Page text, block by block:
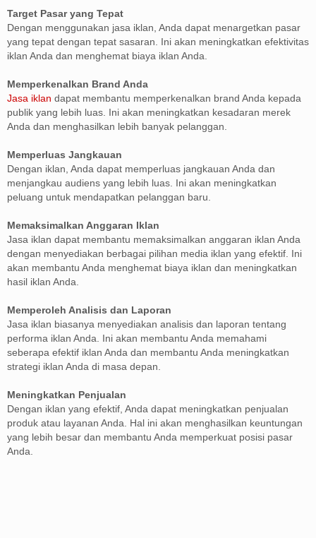
Target Pasar yang Tepat
Dengan menggunakan jasa iklan, Anda dapat menargetkan pasar
yang tepat dengan tepat sasaran. Ini akan meningkatkan efektivitas
iklan Anda dan menghemat biaya iklan Anda.
Memperkenalkan Brand Anda
Jasa iklan dapat membantu memperkenalkan brand Anda kepada
publik yang lebih luas. Ini akan meningkatkan kesadaran merek
Anda dan menghasilkan lebih banyak pelanggan.
Memperluas Jangkauan
Dengan iklan, Anda dapat memperluas jangkauan Anda dan
menjangkau audiens yang lebih luas. Ini akan meningkatkan
peluang untuk mendapatkan pelanggan baru.
Memaksimalkan Anggaran Iklan
Jasa iklan dapat membantu memaksimalkan anggaran iklan Anda
dengan menyediakan berbagai pilihan media iklan yang efektif. Ini
akan membantu Anda menghemat biaya iklan dan meningkatkan
hasil iklan Anda.
Memperoleh Analisis dan Laporan
Jasa iklan biasanya menyediakan analisis dan laporan tentang
performa iklan Anda. Ini akan membantu Anda memahami
seberapa efektif iklan Anda dan membantu Anda meningkatkan
strategi iklan Anda di masa depan.
Meningkatkan Penjualan
Dengan iklan yang efektif, Anda dapat meningkatkan penjualan
produk atau layanan Anda. Hal ini akan menghasilkan keuntungan
yang lebih besar dan membantu Anda memperkuat posisi pasar
Anda.